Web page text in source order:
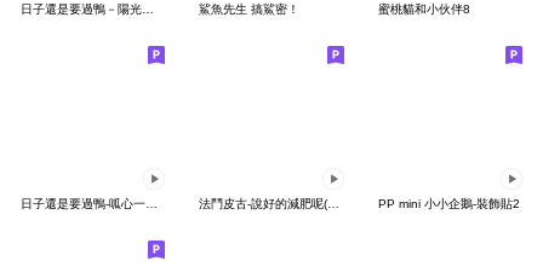
鯊魚先生 搞鯊密！ 蜜桃貓和小伙伴8
日子還是要過鴨-呱心一下鴨 法鬥皮古-說好的減肥呢(第15彈) PP mini 小小企鵝-裝飾貼2